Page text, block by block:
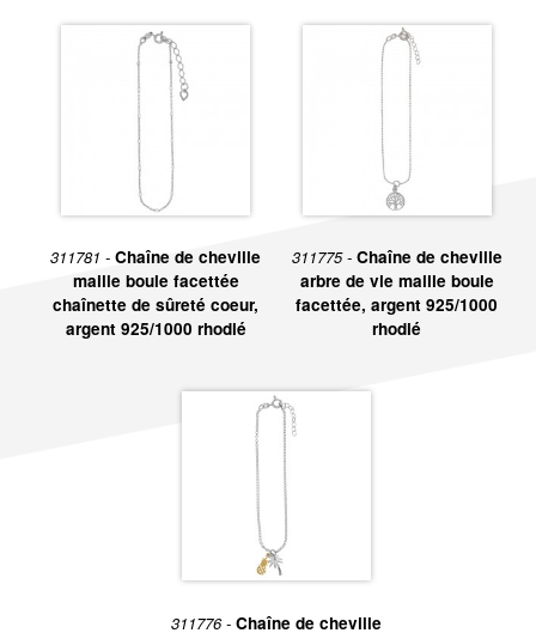
311781 -Chaîne de cheville
maille boule facettée
chaînette de sûreté coeur,
argent 925/1000 rhodié
311775 - Chaîne de cheville
arbre de vie maille boule
facettée, argent 925/1000
rhodié
311776 - Chaîne de cheville